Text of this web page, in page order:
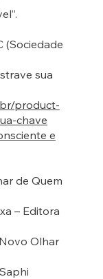
(Sociedade
sua
product-
chave
e
de Quem
– Editora
Olhar